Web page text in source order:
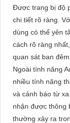
Được trang bị độ
chi tiết rõ ràng.
dùng có thể yên
cách rõ ràng
quan sát ban
Ngoài tính năng
nhiều tính năng
và cảnh báo từ
nhận được thông
thường xảy ra